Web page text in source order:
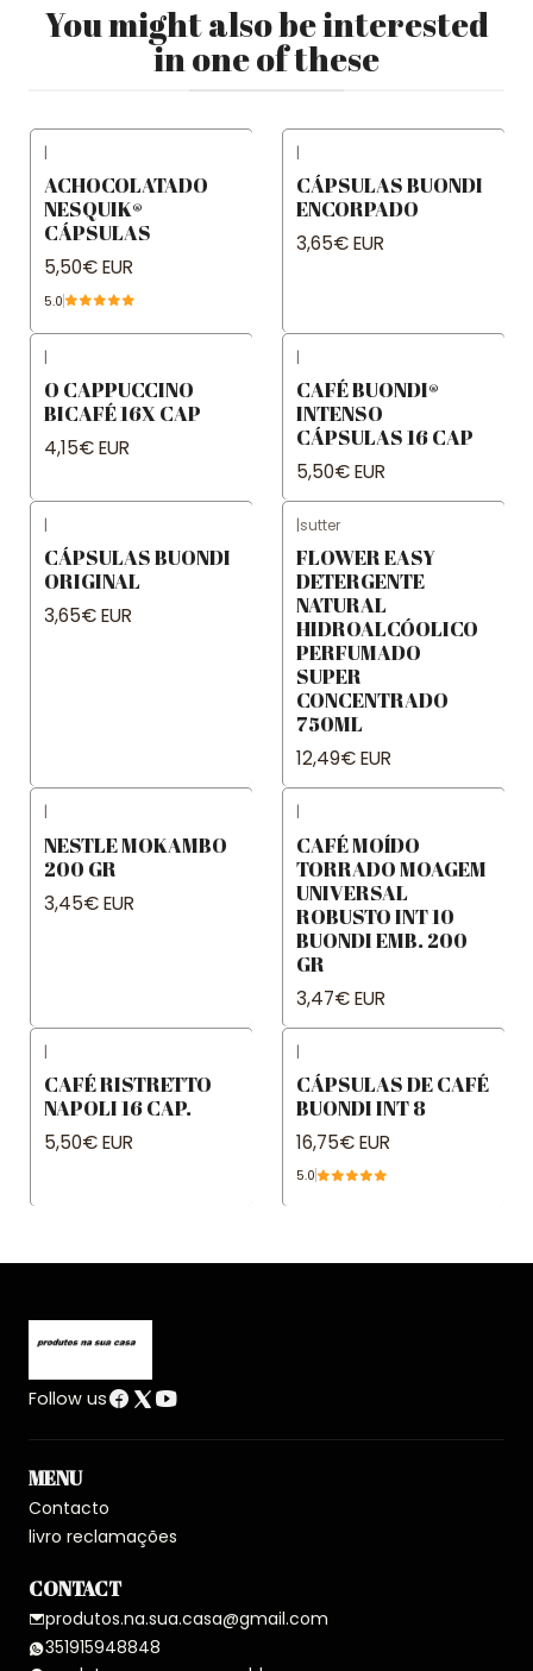
You might also be interested
in one of these
|
ACHOCOLATADO
NESQUIK®
CÁPSULAS
5,50€ EUR
5.0
|
CÁPSULAS BUONDI
ENCORPADO
3,65€ EUR
|
O CAPPUCCINO
BICAFÉ 16X CAP
4,15€ EUR
|
CAFÉ BUONDI®
INTENSO
CÁPSULAS 16 CAP
5,50€ EUR
|
CÁPSULAS BUONDI
ORIGINAL
3,65€ EUR
|sutter
FLOWER EASY
DETERGENTE
NATURAL
HIDROALCÓOLICO
PERFUMADO
SUPER
CONCENTRADO
750ML
12,49€ EUR
|
NESTLE MOKAMBO
200 GR
3,45€ EUR
|
CAFÉ MOÍDO
TORRADO MOAGEM
UNIVERSAL
ROBUSTO INT 10
BUONDI EMB. 200
GR
3,47€ EUR
|
CAFÉ RISTRETTO
NAPOLI 16 CAP.
5,50€ EUR
|
CÁPSULAS DE CAFÉ
BUONDI INT 8
16,75€ EUR
5.0
Follow us
MENU
Contacto
livro reclamações
CONTACT
produtos.na.sua.casa@gmail.com
351915948848